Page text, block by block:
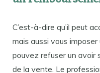
C’est-à-dire qu’il peut
mais aussi vous
pouvez refuser un avoir
de la vente. Le